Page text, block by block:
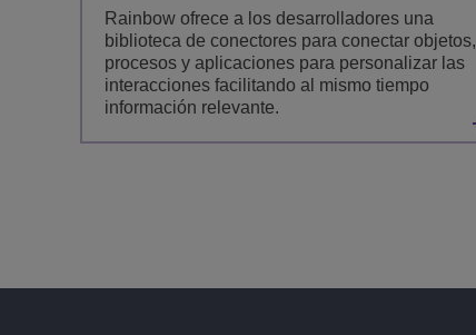
Rainbow ofrece a los desarrolladores una
biblioteca de conectores para conectar objetos,
procesos y aplicaciones para personalizar las
interacciones facilitando al mismo tiempo
información relevante.